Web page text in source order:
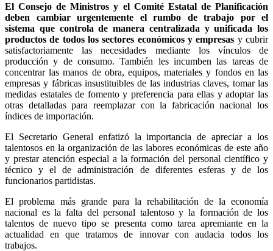
El Consejo de Ministros y el Comité Estatal de Planificación
deben cambiar urgentemente el rumbo de trabajo por el
sistema que controla de manera centralizada y unificada los
productos de todos los sectores económicos y empresas y cubrir
satisfactoriamente las necesidades mediante los vínculos de
producción y de consumo. También les incumben las tareas de
concentrar las manos de obra, equipos, materiales y fondos en las
empresas y fábricas insustituibles de las industrias claves, tomar las
medidas estatales de fomento y preferencia para ellas y adoptar las
otras detalladas para reemplazar con la fabricación nacional los
índices de importación.
El Secretario General enfatizó la importancia de apreciar a los
talentosos en la organización de las labores económicas de este año
y prestar atención especial a la formación del personal científico y
técnico y el de administración de diferentes esferas y de los
funcionarios partidistas.
El problema más grande para la rehabilitación de la economía
nacional es la falta del personal talentoso y la formación de los
talentos de nuevo tipo se presenta como tarea apremiante en la
actualidad en que tratamos de innovar con audacia todos los
trabajos.